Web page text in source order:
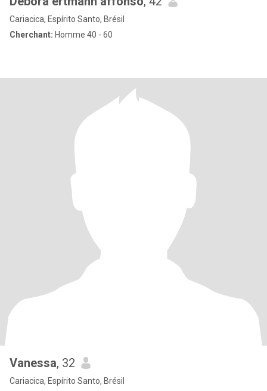
Cariacica, Espírito Santo, Brésil
Cherchant: Homme 40 - 60
Vanessa, 32
Cariacica, Espírito Santo, Brésil